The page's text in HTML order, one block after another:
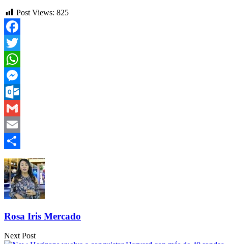
Post Views: 825
Facebook
Twitter
WhatsApp
Messenger
Outlook.com
Gmail
Email
Compartir
Rosa Iris Mercado
Next Post